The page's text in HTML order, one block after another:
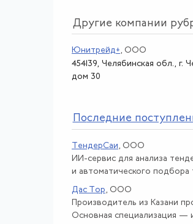
Другие компании
Юнитрейд+ , ООО
454139, Челябинская обл., г.
дом 30
Последние
ТендерСаи , ООО
ИИ-сервис для анализа
и автоматического подбора
Дас Тор , ООО
Производитель из Казани
Основная специализация —